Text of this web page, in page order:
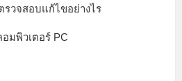
รวจสอบแก้ไขอย่างไร